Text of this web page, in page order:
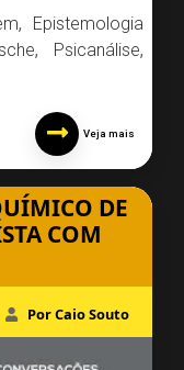
, Epistemologia
, Psicanálise,
Veja mais
DE
COM
Por Caio Souto